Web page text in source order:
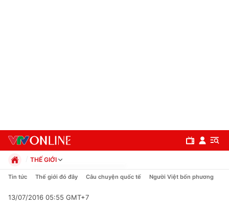
THẾ GIỚI
Chính trị
Pháp luật
Tin tức Thế giới đó đây Câu chuyện quốc tế Người Việt bốn phương
13/07/2016 05:55 GMT+7